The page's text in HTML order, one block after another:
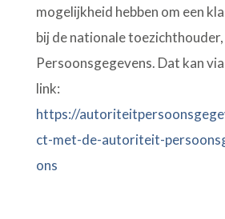
mogelijkheid hebben om een
bij de nationale
Persoonsgegevens. Dat kan
link:
https://
ct-met-de-autoriteit-
ons